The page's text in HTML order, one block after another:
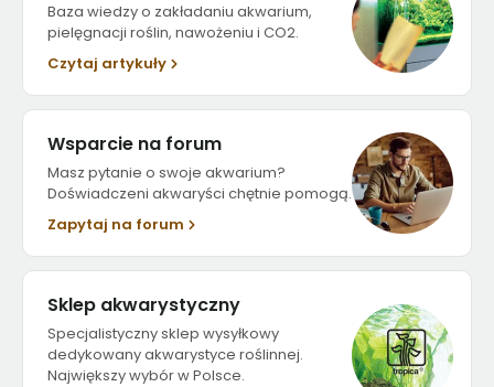
Baza wiedzy o zakładaniu akwarium,
pielęgnacji roślin, nawożeniu i CO2.
Czytaj artykuły
Wsparcie na forum
Masz pytanie o swoje akwarium?
Doświadczeni akwaryści chętnie pomogą.
Zapytaj na forum
Sklep akwarystyczny
Specjalistyczny sklep wysyłkowy
dedykowany akwarystyce roślinnej.
Największy wybór w Polsce.